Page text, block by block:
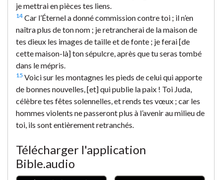
je mettrai en pièces tes liens.
14 Car l’Éternel a donné commission contre toi ; il n’en
naîtra plus de ton nom ; je retrancherai de la maison de
tes dieux les images de taille et de fonte ; je ferai [de
cette maison-là] ton sépulcre, après que tu seras tombé
dans le mépris.
15 Voici sur les montagnes les pieds de celui qui apporte
de bonnes nouvelles, [et] qui publie la paix ! Toi Juda,
célèbre tes fêtes solennelles, et rends tes vœux ; car les
hommes violents ne passeront plus à l’avenir au milieu de
toi, ils sont entièrement retranchés.
Télécharger l'application
Bible.audio